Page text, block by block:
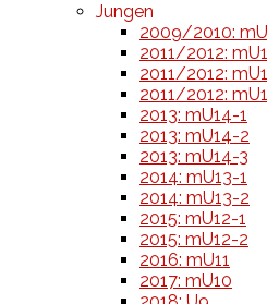
Jungen
2009/2010:
2011/2012:
2011/2012:
2011/2012:
2013: mU14-1
2013: mU14-2
2013: mU14-3
2014: mU13-1
2014: mU13-2
2015: mU12-1
2015: mU12-2
2016: mU11
2017: mU10